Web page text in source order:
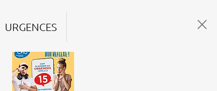
URGENCES